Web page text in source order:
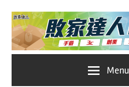
Skip
content
Menu